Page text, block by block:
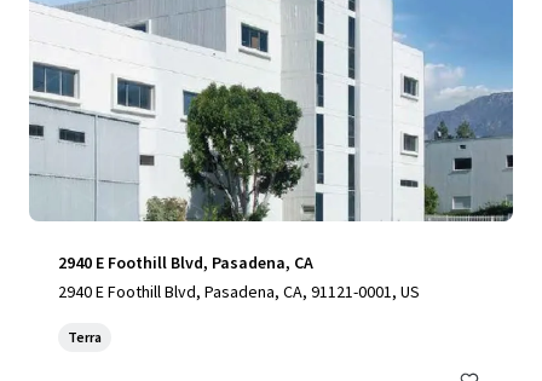
2940 E Foothill Blvd, Pasadena, CA
2940 E Foothill Blvd, Pasadena, CA, 91121-0001, US
Terra